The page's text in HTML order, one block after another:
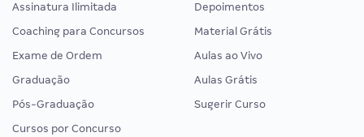
Assinatura Ilimitada
Coaching para Concursos
Exame de Ordem
Graduação
Pós-Graduação
Cursos por Concurso
Depoimentos
Material Grátis
Aulas ao Vivo
Aulas Grátis
Sugerir Curso